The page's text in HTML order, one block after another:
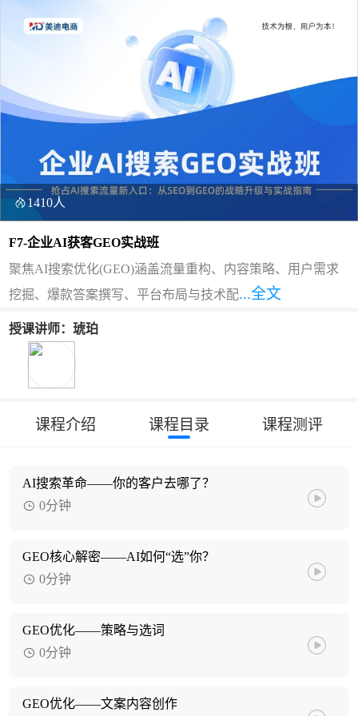
1410人
F7-企业AI获客GEO实战班
聚焦AI搜索优化(GEO)涵盖流量重构、内容策略、用户需求
挖掘、爆款答案撰写、平台布局与技术配...全文
授课讲师：琥珀
课程介绍 课程目录 课程测评
AI搜索革命——你的客户去哪了？
0分钟
GEO核心解密——AI如何“选”你？
0分钟
GEO优化——策略与选词
0分钟
GEO优化——文案内容创作